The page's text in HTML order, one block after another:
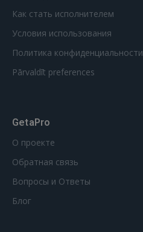
Как стать исполнителем
Условия использования
Политика конфиденциальности
Pārvaldīt preferences
GetaPro
О проекте
Обратная связь
Вопросы и Ответы
Блог